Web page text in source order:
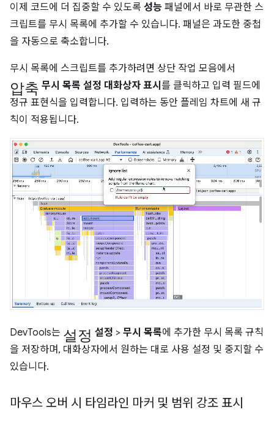
이제 코드에 더 집중할 수 있도록 성능 패널에서 바로 무관한 스
크립트를 무시 목록에 추가할 수 있습니다. 패널은 과도한 중첩
을 자동으로 축소합니다.
무시 목록에 스크립트를 추가하려면 상단 작업 모음에서
압축 무시 목록 설정 대화상자 표시 를 클릭하고 입력 필드에
정규 표현식을 입력합니다. 입력하는 동안 플레임 차트에 새 규
칙이 적용됩니다.
DevTools는 설정 설정 > 무시 목록에 추가한 무시 목록 규칙
을 저장하며, 대화상자에서 원하는 대로 사용 설정 및 중지할 수
있습니다.
마우스 오버 시 타임라인 마커 및 범위 강조 표시